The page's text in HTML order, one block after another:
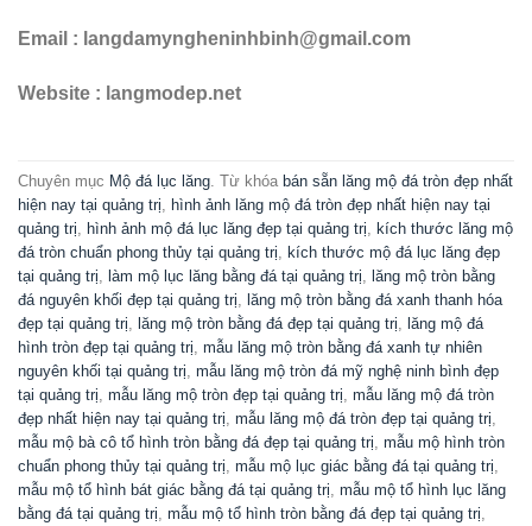
Email : langdamyngheninhbinh@gmail.com
Website : langmodep.net
Chuyên mục Mộ đá lục lăng . Từ khóa bán sẵn lăng mộ đá tròn đẹp nhất
hiện nay tại quảng trị
hình ảnh lăng mộ đá tròn đẹp nhất hiện nay tại
quảng trị
hình ảnh mộ đá lục lăng đẹp tại quảng trị
kích thước lăng mộ
đá tròn chuẩn phong thủy tại quảng trị
kích thước mộ đá lục lăng đẹp
tại quảng trị
làm mộ lục lăng bằng đá tại quảng trị
lăng mộ tròn bằng
đá nguyên khối đẹp tại quảng trị
lăng mộ tròn bằng đá xanh thanh hóa
đẹp tại quảng trị
lăng mộ tròn bằng đá đẹp tại quảng trị
lăng mộ đá
hình tròn đẹp tại quảng trị mẫu lăng mộ tròn bằng đá xanh tự nhiên
nguyên khối tại quảng trị mẫu lăng mộ tròn đá mỹ nghệ ninh bình đẹp
tại quảng trị mẫu lăng mộ tròn đẹp tại quảng trị mẫu lăng mộ đá tròn
đẹp nhất hiện nay tại quảng trị mẫu lăng mộ đá tròn đẹp tại quảng trị
mẫu mộ bà cô tổ hình tròn bằng đá đẹp tại quảng trị mẫu mộ hình tròn
chuẩn phong thủy tại quảng trị mẫu mộ lục giác bằng đá tại quảng trị
mẫu mộ tổ hình bát giác bằng đá tại quảng trị mẫu mộ tổ hình lục lăng
bằng đá tại quảng trị mẫu mộ tổ hình tròn bằng đá đẹp tại quảng trị